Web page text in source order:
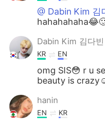
@ Dabin Kim 김
Dabin Kim 김다빈
KR EN
omg SIS😳 r u
beauty is
hanin
EN KR